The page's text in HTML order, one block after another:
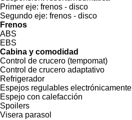
Primer eje: frenos - disco
Segundo eje: frenos - disco
Frenos
ABS
EBS
Cabina y comodidad
Control de crucero (tempomat)
Control de crucero adaptativo
Refrigerador
Espejos regulables electrónicamente
Espejo con calefacción
Spoilers
Visera parasol